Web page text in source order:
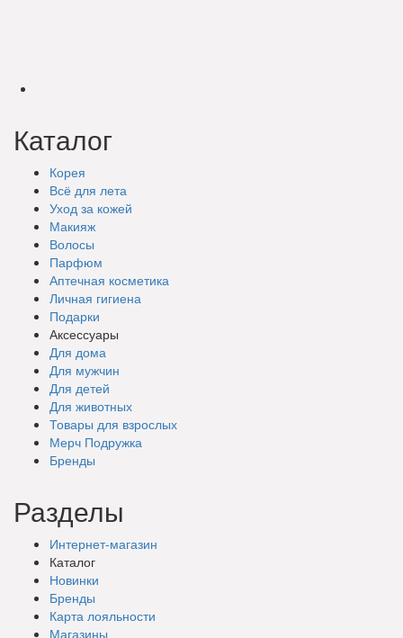
Каталог
Корея
Всё для лета
Уход за кожей
Макияж
Волосы
Парфюм
Аптечная косметика
Личная гигиена
Подарки
Аксессуары
Для дома
Для мужчин
Для детей
Для животных
Товары для взрослых
Мерч Подружка
Бренды
Разделы
Интернет-магазин
Каталог
Новинки
Бренды
Карта лояльности
Магазины